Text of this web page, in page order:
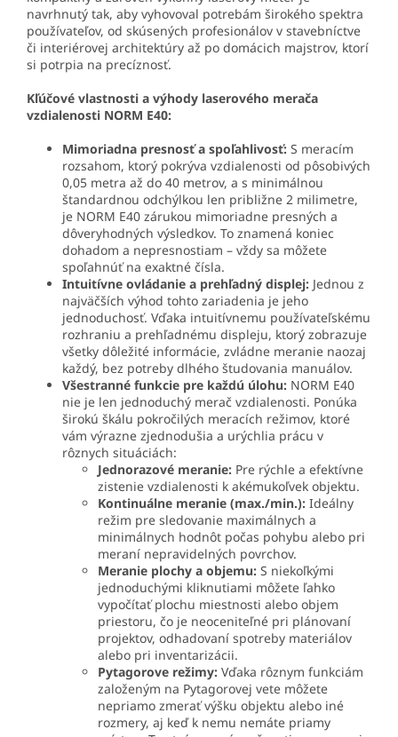
navrhnutý tak, aby vyhovoval potrebám širokého spektra
používateľov, od skúsených profesionálov v stavebníctve
či interiérovej architektúry až po domácich majstrov, ktorí
si potrpia na precíznosť.
Kľúčové vlastnosti a výhody laserového merača
vzdialenosti NORM E40:
Mimoriadna presnosť a spoľahlivosť: S meracím
rozsahom, ktorý pokrýva vzdialenosti od pôsobivých
0,05 metra až do 40 metrov, a s minimálnou
štandardnou odchýlkou len približne 2 milimetre,
je NORM E40 zárukou mimoriadne presných a
dôveryhodných výsledkov. To znamená koniec
dohadom a nepresnostiam – vždy sa môžete
spoľahnúť na exaktné čísla.
Intuitívne ovládanie a prehľadný displej: Jednou z
najväčších výhod tohto zariadenia je jeho
jednoduchosť. Vďaka intuitívnemu používateľskému
rozhraniu a prehľadnému displeju, ktorý zobrazuje
všetky dôležité informácie, zvládne meranie naozaj
každý, bez potreby dlhého študovania manuálov.
Všestranné funkcie pre každú úlohu: NORM E40
nie je len jednoduchý merač vzdialenosti. Ponúka
širokú škálu pokročilých meracích režimov, ktoré
vám výrazne zjednodušia a urýchlia prácu v
rôznych situáciách:
Jednorazové meranie: Pre rýchle a efektívne
zistenie vzdialenosti k akémukoľvek objektu.
Kontinuálne meranie (max./min.): Ideálny
režim pre sledovanie maximálnych a
minimálnych hodnôt počas pohybu alebo pri
meraní nepravidelných povrchov.
Meranie plochy a objemu: S niekoľkými
jednoduchými kliknutiami môžete ľahko
vypočítať plochu miestnosti alebo objem
priestoru, čo je neoceniteľné pri plánovaní
projektov, odhadovaní spotreby materiálov
alebo pri inventarizácii.
Pytagorove režimy: Vďaka rôznym funkciám
založeným na Pytagorovej vete môžete
nepriamo zmerať výšku objektu alebo iné
rozmery, aj keď k nemu nemáte priamy